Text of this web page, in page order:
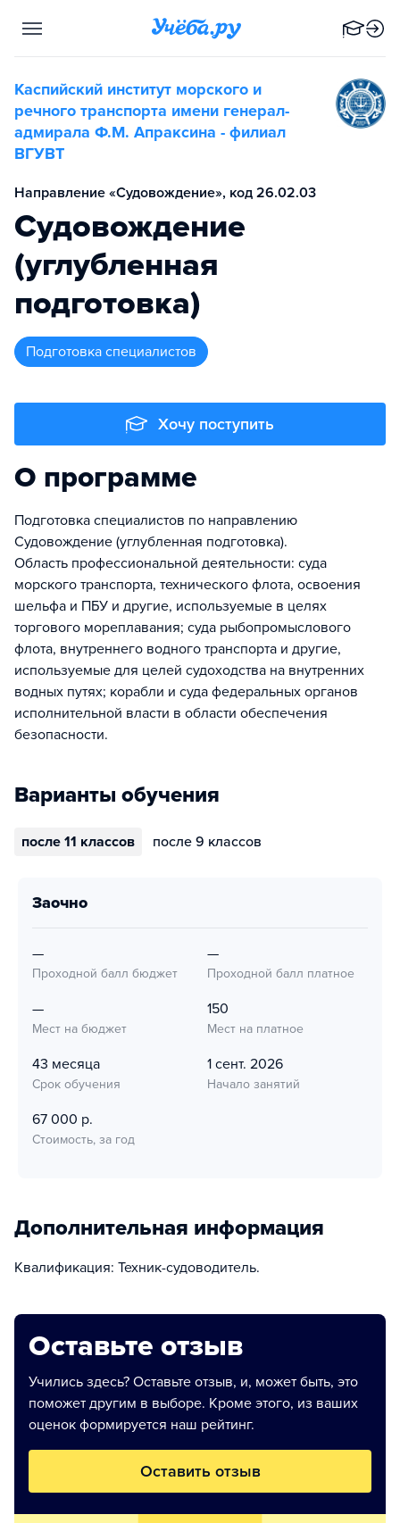
Каспийский институт морского и
речного транспорта имени генерал-
адмирала Ф.М. Апраксина - филиал
ВГУВТ
Направление «Судовождение», код 26.02.03
Судовождение
(углубленная
подготовка)
подготовка специалистов
Хочу поступить
О программе
Подготовка специалистов по направлению
Судовождение (углубленная подготовка).
Область профессиональной деятельности: суда
морского транспорта, технического флота, освоения
шельфа и ПБУ и другие, используемые в целях
торгового мореплавания; суда рыбопромыслового
флота, внутреннего водного транспорта и другие,
используемые для целей судоходства на внутренних
водных путях; корабли и суда федеральных органов
исполнительной власти в области обеспечения
безопасности.
Варианты обучения
после 11 классов после 9 классов
заочно
—
Проходной балл бюджет
—
Проходной балл платное
—
Мест на бюджет
150
Мест на платное
43 месяца
Срок обучения
1 сент. 2026
Начало занятий
67 000 р.
Стоимость, за год
Дополнительная информация
Квалификация: Техник-судоводитель.
Оставьте отзыв
Учились здесь? Оставьте отзыв, и, может быть, это
поможет другим в выборе. Кроме этого, из ваших
оценок формируется наш рейтинг.
Оставить отзыв